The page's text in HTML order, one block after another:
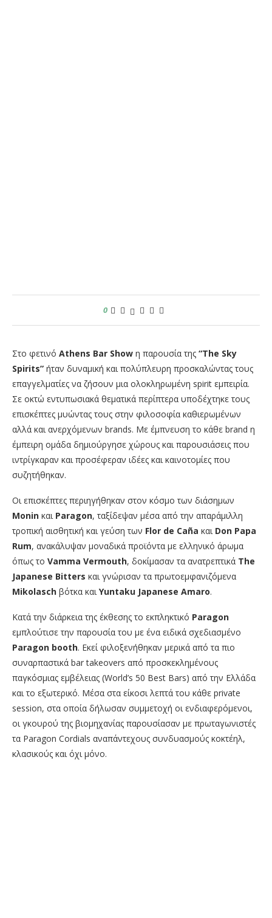
0
Στο φετινό Athens Bar Show η παρουσία της “The Sky
Spirits” ήταν δυναμική και πολύπλευρη προσκαλώντας τους
επαγγελματίες να ζήσουν μια ολοκληρωμένη spirit εμπειρία.
Σε οκτώ εντυπωσιακά θεματικά περίπτερα υποδέχτηκε τους
επισκέπτες μυώντας τους στην φιλοσοφία καθιερωμένων
αλλά και ανερχόμενων brands. Με έμπνευση το κάθε brand η
έμπειρη ομάδα δημιούργησε χώρους και παρουσιάσεις που
ιντρίγκαραν και προσέφεραν ιδέες και καινοτομίες που
συζητήθηκαν.
Οι επισκέπτες περιηγήθηκαν στον κόσμο των διάσημων
Monin και Paragon, ταξίδεψαν μέσα από την απαράμιλλη
τροπική αισθητική και γεύση των Flor de Caña και Don Papa
Rum, ανακάλυψαν μοναδικά προϊόντα με ελληνικό άρωμα
όπως το Vamma Vermouth, δοκίμασαν τα ανατρεπτικά The
Japanese Bitters και γνώρισαν τα πρωτοεμφανιζόμενα
Mikolasch βότκα και Yuntaku Japanese Amaro.
Κατά την διάρκεια της έκθεσης το εκπληκτικό Paragon
εμπλούτισε την παρουσία του με ένα ειδικά σχεδιασμένο
Paragon booth. Εκεί φιλοξενήθηκαν μερικά από τα πιο
συναρπαστικά bar takeovers από προσκεκλημένους
παγκόσμιας εμβέλειας (World’s 50 Best Bars) από την Ελλάδα
και το εξωτερικό. Μέσα στα είκοσι λεπτά του κάθε private
session, στα οποία δήλωσαν συμμετοχή οι ενδιαφερόμενοι,
οι γκουρού της βιομηχανίας παρουσίασαν με πρωταγωνιστές
τα Paragon Cordials αναπάντεχους συνδυασμούς κοκτέηλ,
κλασικούς και όχι μόνο.